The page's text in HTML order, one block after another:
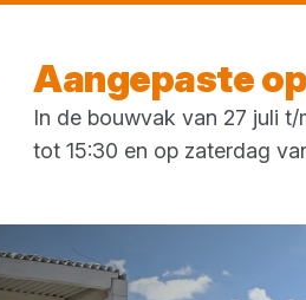
Merken Acties Blogs
Aangepaste
In de bouwvak van 27 juli
tot 15:30 en op zaterdag